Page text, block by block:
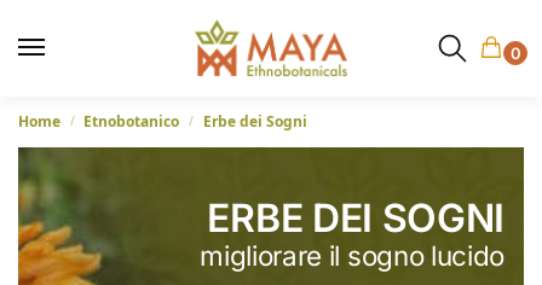
0
Home / Etnobotanico / Erbe dei Sogni
ERBE DEI SOGNI
migliorare il sogno lucido